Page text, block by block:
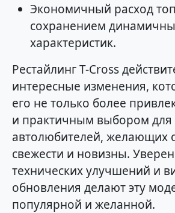
Экономичный расход
сохранением
характеристик.
Рестайлинг T-Cross
интересные изменения,
его не только более
и практичным выбором для
автолюбителей, желающих
свежести и новизны.
технических улучшений и
обновления делают эту
популярной и желанной.